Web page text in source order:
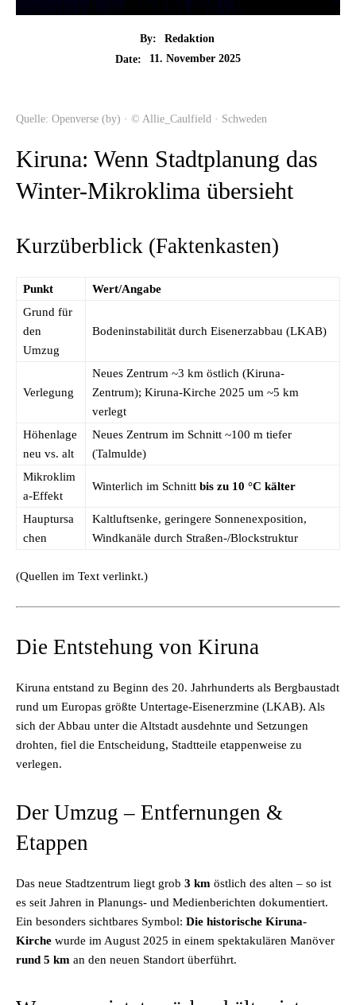
By:
Redaktion
Date:
11. November 2025
Quelle: Openverse (by) · © Allie_Caulfield · Schweden
Kiruna: Wenn Stadtplanung das
Winter-Mikroklima übersieht
Kurzüberblick (Faktenkasten)
Punkt
Wert/Angabe
Grund für
den
Umzug
Bodeninstabilität durch Eisenerzabbau (LKAB)
Verlegung
Neues Zentrum ~3 km östlich (Kiruna-
Zentrum); Kiruna-Kirche 2025 um ~5 km
verlegt
Höhenlage
neu vs. alt
Neues Zentrum im Schnitt ~100 m tiefer
(Talmulde)
Mikroklim
a-Effekt
Winterlich im Schnitt bis zu 10 °C kälter
Hauptursa
chen
Kaltluftsenke, geringere Sonnenexposition,
Windkanäle durch Straßen-/Blockstruktur
(Quellen im Text verlinkt.)
Die Entstehung von Kiruna
Kiruna entstand zu Beginn des 20. Jahrhunderts als Bergbaustadt
rund um Europas größte Untertage-Eisenerzmine (LKAB). Als
sich der Abbau unter die Altstadt ausdehnte und Setzungen
drohten, fiel die Entscheidung, Stadtteile etappenweise zu
verlegen.
Der Umzug – Entfernungen &
Etappen
Das neue Stadtzentrum liegt grob 3 km östlich des alten – so ist
es seit Jahren in Planungs- und Medienberichten dokumentiert.
Ein besonders sichtbares Symbol: Die historische Kiruna-
Kirche wurde im August 2025 in einem spektakulären Manöver
rund 5 km an den neuen Standort überführt.